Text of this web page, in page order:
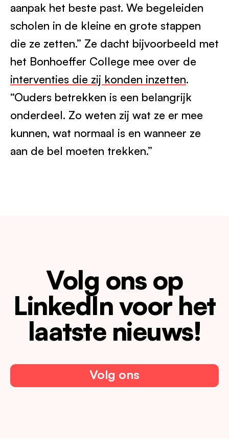
aanpak het beste past. We begeleiden
scholen in de kleine en grote stappen
die ze zetten.” Ze dacht bijvoorbeeld met
het Bonhoeffer College mee over de
interventies die zij konden inzetten.
“Ouders betrekken is een belangrijk
onderdeel. Zo weten zij wat ze er mee
kunnen, wat normaal is en wanneer ze
aan de bel moeten trekken.”
Volg ons op
LinkedIn voor het
laatste nieuws!
Volg ons